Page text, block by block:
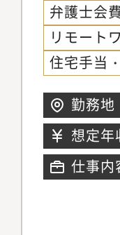
弁護士会
リモート
住宅手当
勤務地
想定年
仕事内